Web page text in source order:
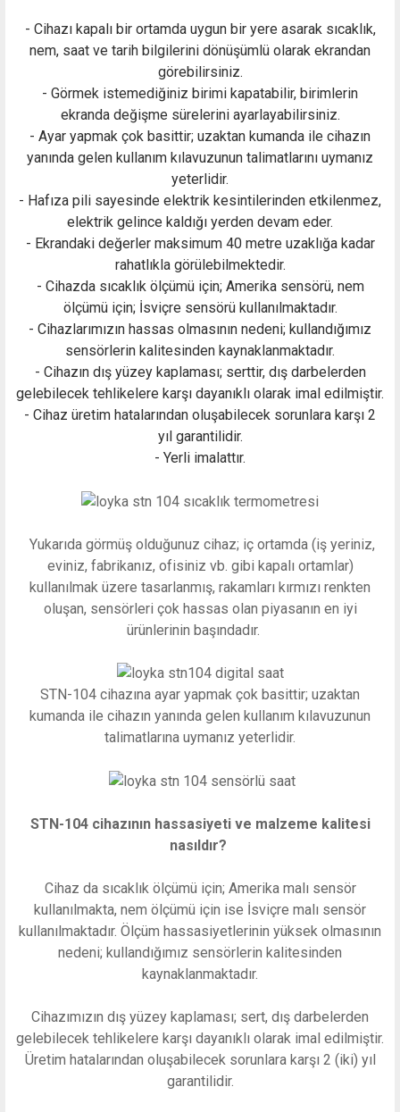
- Cihazı kapalı bir ortamda uygun bir yere asarak sıcaklık,
nem, saat ve tarih bilgilerini dönüşümlü olarak ekrandan
görebilirsiniz.
- Görmek istemediğiniz birimi kapatabilir, birimlerin
ekranda değişme sürelerini ayarlayabilirsiniz.
- Ayar yapmak çok basittir; uzaktan kumanda ile cihazın
yanında gelen kullanım kılavuzunun talimatlarını uymanız
yeterlidir.
- Hafıza pili sayesinde elektrik kesintilerinden etkilenmez,
elektrik gelince kaldığı yerden devam eder.
- Ekrandaki değerler maksimum 40 metre uzaklığa kadar
rahatlıkla görülebilmektedir.
- Cihazda sıcaklık ölçümü için; Amerika sensörü, nem
ölçümü için; İsviçre sensörü kullanılmaktadır.
- Cihazlarımızın hassas olmasının nedeni; kullandığımız
sensörlerin kalitesinden kaynaklanmaktadır.
- Cihazın dış yüzey kaplaması; serttir, dış darbelerden
gelebilecek tehlikelere karşı dayanıklı olarak imal edilmiştir.
- Cihaz üretim hatalarından oluşabilecek sorunlara karşı 2
yıl garantilidir.
- Yerli imalattır.
Yukarıda görmüş olduğunuz cihaz; iç ortamda (iş yeriniz,
eviniz, fabrikanız, ofisiniz vb. gibi kapalı ortamlar)
kullanılmak üzere tasarlanmış, rakamları kırmızı renkten
oluşan, sensörleri çok hassas olan piyasanın en iyi
ürünlerinin başındadır.
STN-104 cihazına ayar yapmak çok basittir; uzaktan
kumanda ile cihazın yanında gelen kullanım kılavuzunun
talimatlarına uymanız yeterlidir.
STN-104 cihazının hassasiyeti ve malzeme kalitesi
nasıldır?
Cihaz da sıcaklık ölçümü için; Amerika malı sensör
kullanılmakta, nem ölçümü için ise İsviçre malı sensör
kullanılmaktadır. Ölçüm hassasiyetlerinin yüksek olmasının
nedeni; kullandığımız sensörlerin kalitesinden
kaynaklanmaktadır.
Cihazımızın dış yüzey kaplaması; sert, dış darbelerden
gelebilecek tehlikelere karşı dayanıklı olarak imal edilmiştir.
Üretim hatalarından oluşabilecek sorunlara karşı 2 (iki) yıl
garantilidir.